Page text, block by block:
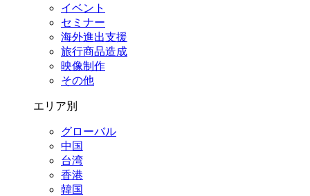
イベント
セミナー
海外進出支援
旅行商品造成
映像制作
その他
エリア別
グローバル
中国
台湾
香港
韓国